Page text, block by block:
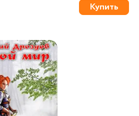
Купить